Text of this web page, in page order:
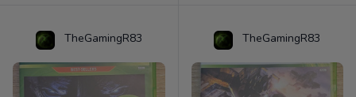
TheGamingR83 TheGamingR83